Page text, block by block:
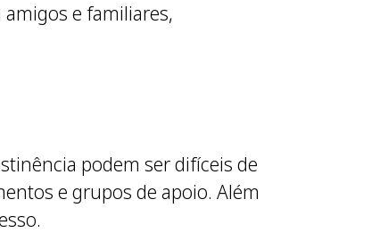
e familiares,
podem ser difíceis de
e grupos de apoio. Além